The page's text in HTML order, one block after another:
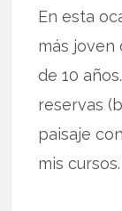
En esta
más joven
de 10
reservas
paisaje
mis